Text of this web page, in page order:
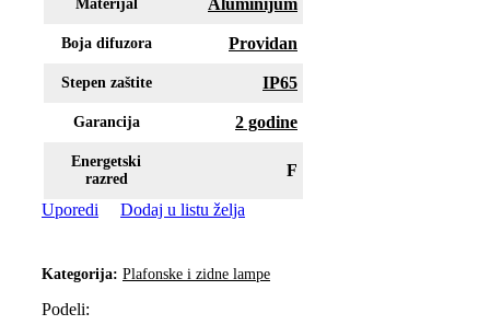
Materijal
Boja difuzora Providan
Stepen zaštite IP65
Garancija 2 godine
Energetski
razred
F
Uporedi Dodaj u listu želja
Kategorija: Plafonske i zidne lampe
Podeli: